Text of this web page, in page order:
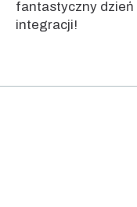
fantastyczny dzień
integracji!